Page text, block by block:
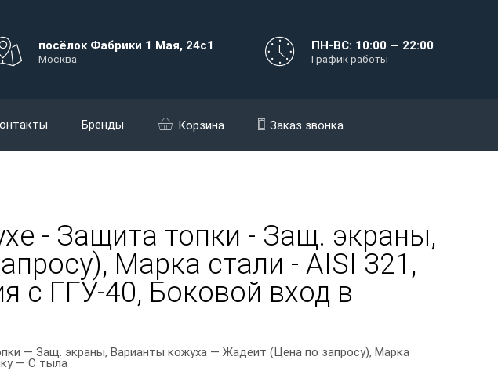
посёлок Фабрики 1 Мая, 24с1
Москва
ПН-ВС: 10:00 — 22:00
График работы
Бренды Корзина Заказ звонка
- Защита топки - Защ. экраны,
Марка стали - AISI 321,
с ГГУ-40, Боковой вход в
— Защ. экраны, Варианты кожуха — Жадеит (Цена по запросу), Марка
— С тыла